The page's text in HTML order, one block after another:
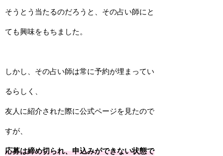
そうとう当たるのだろうと、その占い師にと
ても興味をもちました。
しかし、その占い師は常に予約が埋まってい
るらしく、
友人に紹介された際に公式ページを見たので
すが、
応募は締め切られ、申込みができない状態で